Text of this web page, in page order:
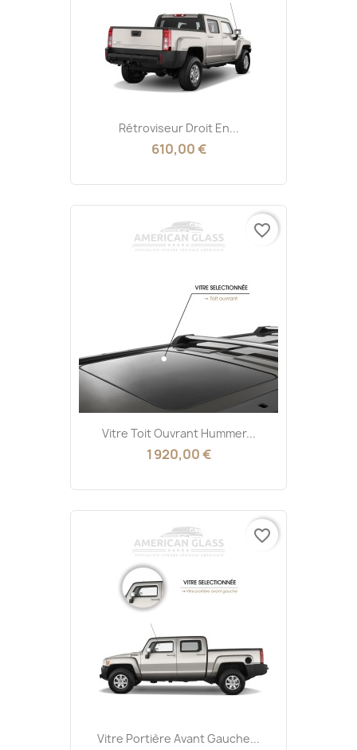
Rétroviseur Droit En...
610,00 €
Vitre Toit Ouvrant Hummer...
1 920,00 €
favorite_border
Vitre Portière Avant Gauche...
favorite_border